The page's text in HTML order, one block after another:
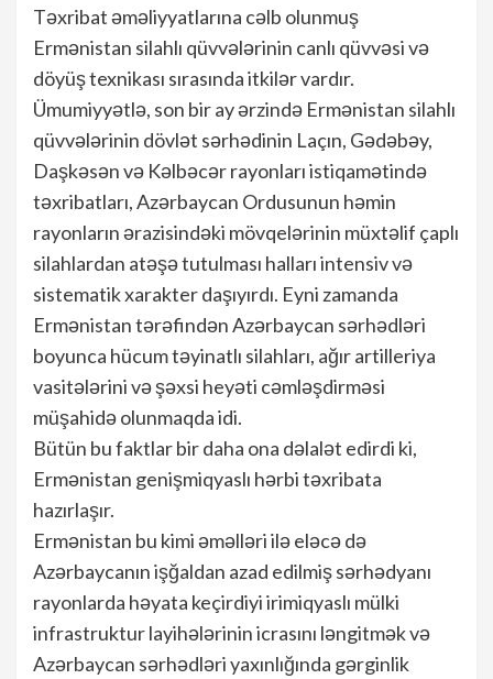
Təxribat əməliyyatlarına cəlb olunmuş
Ermənistan silahlı qüvvələrinin canlı qüvvəsi və
döyüş texnikası sırasında itkilər vardır.
Ümumiyyətlə, son bir ay ərzində Ermənistan silahlı
qüvvələrinin dövlət sərhədinin Laçın, Gədəbəy,
Daşkəsən və Kəlbəcər rayonları istiqamətində
təxribatları, Azərbaycan Ordusunun həmin
rayonların ərazisindəki mövqelərinin müxtəlif çaplı
silahlardan atəşə tutulması halları intensiv və
sistematik xarakter daşıyırdı. Eyni zamanda
Ermənistan tərəfindən Azərbaycan sərhədləri
boyunca hücum təyinatlı silahları, ağır artilleriya
vasitələrini və şəxsi heyəti cəmləşdirməsi
müşahidə olunmaqda idi.
Bütün bu faktlar bir daha ona dəlalət edirdi ki,
Ermənistan genişmiqyaslı hərbi təxribata
hazırlaşır.
Ermənistan bu kimi əməlləri ilə eləcə də
Azərbaycanın işğaldan azad edilmiş sərhədyanı
rayonlarda həyata keçirdiyi irimiqyaslı mülki
infrastruktur layihələrinin icrasını ləngitmək və
Azərbaycan sərhədləri yaxınlığında gərginlik